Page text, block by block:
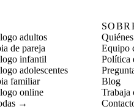
adultos
de pareja
infantil
adolescentes
familiar
online
→
Equipo
Política
Blog
Trabaja